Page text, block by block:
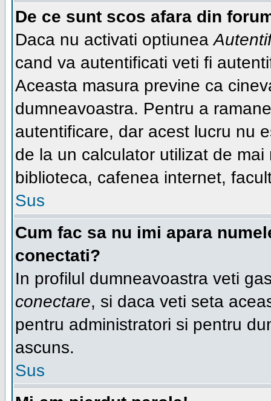
De ce sunt scos afara din
Daca nu activati optiunea
cand va autentificati veti fi
Aceasta masura previne ca
dumneavoastra. Pentru a
autentificare, dar acest lucru nu
de la un calculator utilizat de
biblioteca, cafenea internet,
Sus
Cum fac sa nu imi apara
conectati?
In profilul dumneavoastra veti
conectare, si daca veti seta
pentru administratori si pentru
ascuns.
Sus